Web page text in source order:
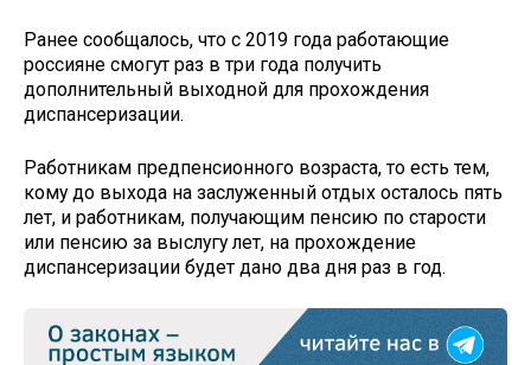
Ранее сообщалось, что с 2019 года работающие
россияне смогут раз в три года получить
дополнительный выходной для прохождения
диспансеризации.
Работникам предпенсионного возраста, то есть тем,
кому до выхода на заслуженный отдых осталось пять
лет, и работникам, получающим пенсию по старости
или пенсию за выслугу лет, на прохождение
диспансеризации будет дано два дня раз в год.